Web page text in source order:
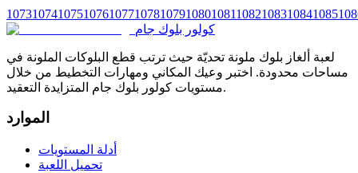
1073107410751076107710781079108010811082108310841085
كولور بلوك جام
لعبة ألغاز بلوك ملونة تحديّة حيث ترتب قطع البلوكات الملونة في
مساحات محدودة. اختبر وعيك المكاني ومهارات التخطيط من خلال
مستويات كولور بلوك جام المتزايدة التعقيد.
الموارد
أدلة المستويات
تحميل اللعبة